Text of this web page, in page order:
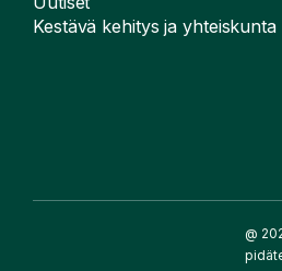
Kestävä kehitys ja yhteiskunta
@